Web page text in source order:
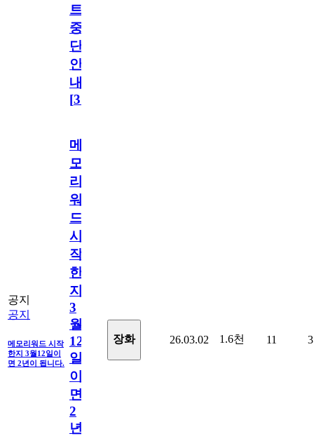
트
중
단
안
내
[31
공지
공지
메모리워드 시작
한지 3월12일이
면 2년이 됩니다.
메
모
리
워
드
시
작
한
지
3
월
12
일
이
면
2
년
장화 26.03.02 1.6천 11 3